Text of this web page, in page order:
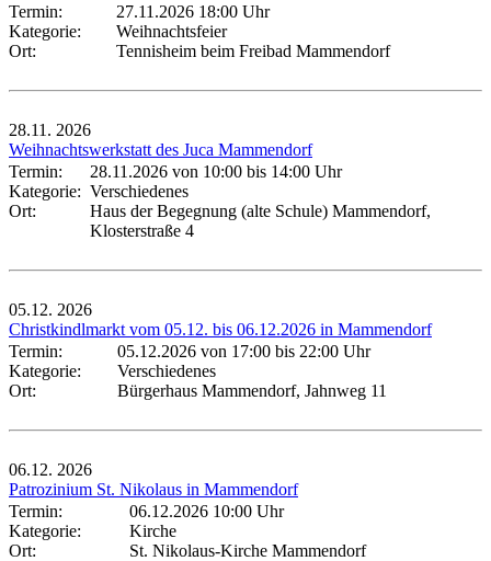
Termin:
27.11.2026 18:00 Uhr
Kategorie:
Weihnachtsfeier
Ort:
Tennisheim beim Freibad Mammendorf
28.11. 2026
Weihnachtswerkstatt des Juca Mammendorf
Termin:
28.11.2026 von 10:00 bis 14:00 Uhr
Kategorie: Verschiedenes
Ort:
Haus der Begegnung (alte Schule) Mammendorf,
Klosterstraße 4
05.12. 2026
Christkindlmarkt vom 05.12. bis 06.12.2026 in Mammendorf
Termin:
05.12.2026 von 17:00 bis 22:00 Uhr
Kategorie:
Verschiedenes
Ort:
Bürgerhaus Mammendorf, Jahnweg 11
06.12. 2026
Patrozinium St. Nikolaus in Mammendorf
Termin:
06.12.2026 10:00 Uhr
Kategorie:
Kirche
Ort:
St. Nikolaus-Kirche Mammendorf